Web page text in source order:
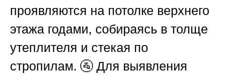
проявляются на потолке верхнего
этажа годами, собираясь в толще
утеплителя и стекая по
стропилам. 🚰 Для выявления